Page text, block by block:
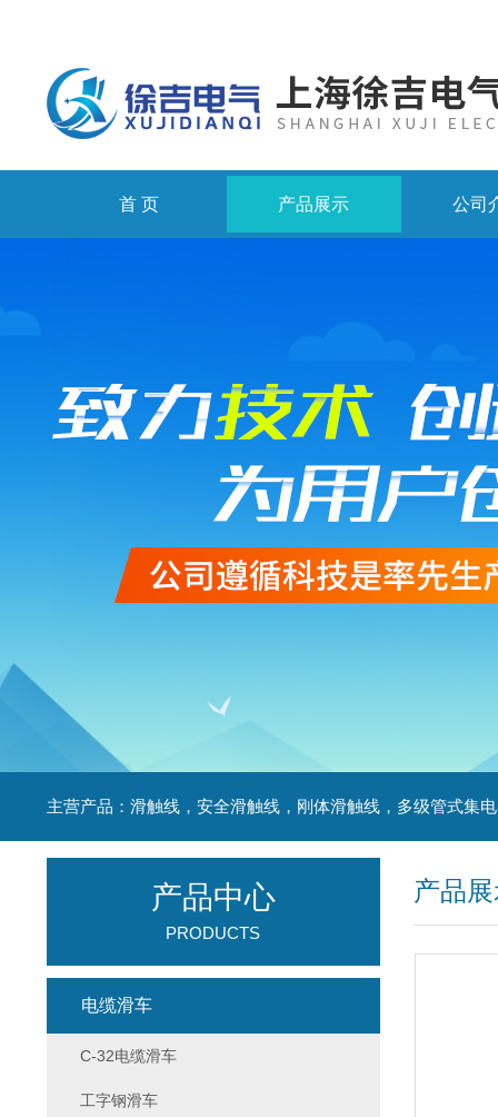
首 页 产品展示 公司
产品
产品中心
PRODUCTS
电缆滑车
C-32电缆滑车
工字钢滑车